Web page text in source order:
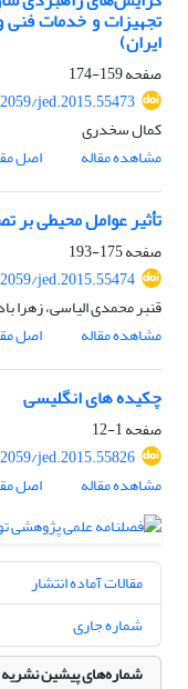
تجهیزات و خدمات
ایران)
صفحه159-174
jed.2015.55473
کمال سخدری
مشاهده مقاله
اصل
تأثیر عوامل محیطی بر
صفحه175-193
jed.2015.55474
قنبر محمدی الیاسی، زهرا
مشاهده مقاله
اصل
چکیده های انگلیسی
صفحه1-12
jed.2015.55826
مشاهده مقاله
اصل
مقالات آماده انتشار
شماره جاری
شماره‌های پیشین نشریه